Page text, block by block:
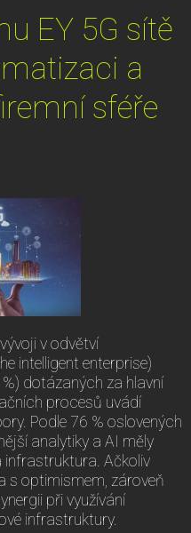
EY 5G sítě
a
sféře
v odvětví
intelligent enterprise)
dotázaných za hlavní
procesů uvádí
Podle 76 % oslovených
analytiky a AI měly
Ačkoliv
s optimismem, zároveň
při využívání
infrastruktury.